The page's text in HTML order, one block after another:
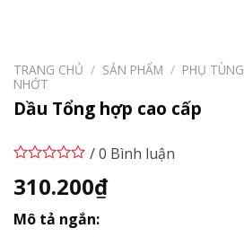
TRANG CHỦ / SẢN PHẨM / PHỤ TÙNG
NHỚT
Dầu Tổng hợp cao cấp
/ 0 Bình luận
310.200₫
Mô tả ngắn: